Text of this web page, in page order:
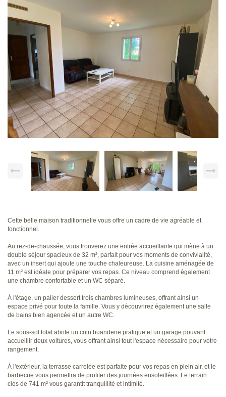
Cette belle maison traditionnelle vous offre un cadre de vie agréable et
fonctionnel.
Au rez-de-chaussée, vous trouverez une entrée accueillante qui mène à un
double séjour spacieux de 32 m², parfait pour vos moments de convivialité,
avec un insert qui ajoute une touche chaleureuse. La cuisine aménagée de
11 m² est idéale pour préparer vos repas. Ce niveau comprend également
une chambre confortable et un WC séparé.
À l'étage, un palier dessert trois chambres lumineuses, offrant ainsi un
espace privé pour toute la famille. Vous y découvrirez également une salle
de bains bien agencée et un autre WC.
Le sous-sol total abrite un coin buanderie pratique et un garage pouvant
accueillir deux voitures, vous offrant ainsi tout l'espace nécessaire pour votre
rangement.
À l'extérieur, la terrasse carrelée est parfaite pour vos repas en plein air, et le
barbecue vous permettra de profiter des journées ensoleillées. Le terrain
clos de 741 m² vous garantit tranquillité et intimité.